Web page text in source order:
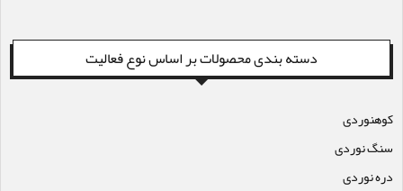
دسته بندی محصولات بر اساس نوع فعالیت
کوهنوردی
سنگ نوردی
دره نوردی